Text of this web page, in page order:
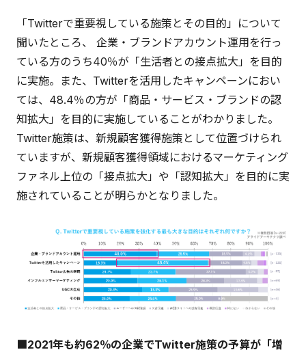
「Twitterで重要視している施策とその目的」について
聞いたところ、 企業・ブランドアカウント運用を行っ
ている方のうち40％が「生活者との接点拡大」を目的
に実施。また、Twitterを活用したキャンペーンにおい
ては、48.4％の方が「商品・サービス・ブランドの認
知拡大」を目的に実施していることがわかりました。
Twitter施策は、新規顧客獲得施策として位置づけられ
ていますが、新規顧客獲得領域におけるマーケティング
ファネル上位の「接点拡大」や「認知拡大」を目的に実
施されていることが明らかとなりました。
■2021年も約62％の企業でTwitter施策の予算が「増